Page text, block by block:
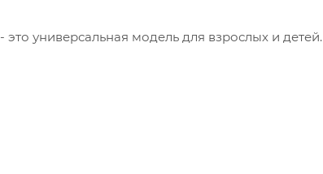
- это универсальная модель для взрослых и детей.